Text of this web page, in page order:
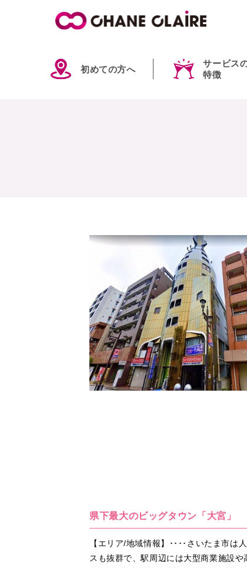
初めての方へ
サービス
特徴
県下最大のビッグタウン「大宮」
【エリア/地域情報】････さいたま市
スも抜群で、駅周辺には大型商業施設